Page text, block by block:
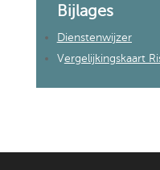
Bijlages
Dienstenwijzer
Vergelijkingskaart